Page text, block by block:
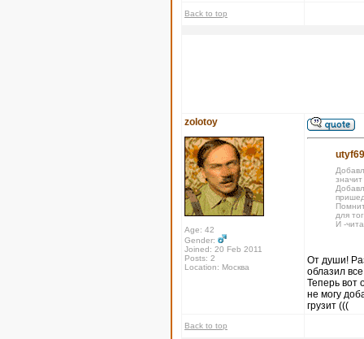
Back to top
zolotoy
Age: 42
Gender:
Joined: 20 Feb 2011
Posts: 2
Location: Москва
для
И -
От души!
облазил
Теперь вот
не могу
грузит (((
Back to top